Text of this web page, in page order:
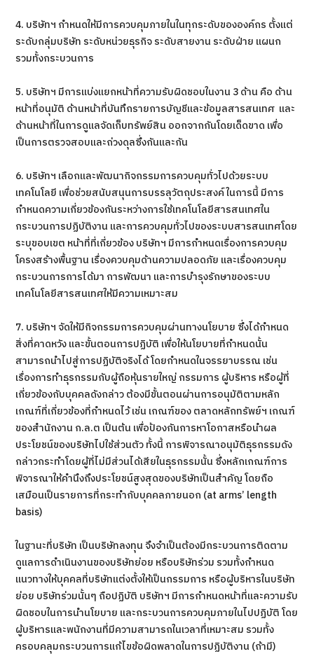
4. บริษัทฯ กำหนดให้มีการควบคุมภายในในทุกระดับขององค์กร ตั้งแต่
ระดับกลุ่มบริษัท ระดับหน่วยธุรกิจ ระดับสายงาน ระดับฝ่าย แผนก
รวมทั้งกระบวนการ
5. บริษัทฯ มีการแบ่งแยกหน้าที่ความรับผิดชอบในงาน 3 ด้าน คือ ด้าน
หน้าที่อนุมัติ ด้านหน้าที่บันทึกรายการบัญชีและข้อมูลสารสนเทศ และ
ด้านหน้าที่ในการดูแลจัดเก็บทรัพย์สิน ออกจากกันโดยเด็ดขาด เพื่อ
เป็นการตรวจสอบและถ่วงดุลซึ่งกันและกัน
6. บริษัทฯ เลือกและพัฒนากิจกรรมการควบคุมทั่วไปด้วยระบบ
เทคโนโลยี เพื่อช่วยสนับสนุนการบรรลุวัตถุประสงค์ ในการนี้ มีการ
กำหนดความเกี่ยวข้องกันระหว่างการใช้เทคโนโลยีสารสนเทศใน
กระบวนการปฏิบัติงาน และการควบคุมทั่วไปของระบบสารสนเทศโดย
ระบุขอบเขต หน้าที่ที่เกี่ยวข้อง บริษัทฯ มีการกำหนดเรื่องการควบคุม
โครงสร้างพื้นฐาน เรื่องควบคุมด้านความปลอดภัย และเรื่องควบคุม
กระบวนการการได้มา การพัฒนา และการบำรุงรักษาของระบบ
เทคโนโลยีสารสนเทศให้มีความเหมาะสม
7. บริษัทฯ จัดให้มีกิจกรรมการควบคุมผ่านทางนโยบาย ซึ่งได้กำหนด
สิ่งที่คาดหวัง และขั้นตอนการปฏิบัติ เพื่อให้นโยบายที่กำหนดนั้น
สามารถนำไปสู่การปฏิบัติจริงได้ โดยกำหนดในจรรยาบรรณ เช่น
เรื่องการทำธุรกรรมกับผู้ถือหุ้นรายใหญ่ กรรมการ ผู้บริหาร หรือผู้ที่
เกี่ยวข้องกับบุคคลดังกล่าว ต้องมีขั้นตอนผ่านการอนุมัติตามหลัก
เกณฑ์ที่เกี่ยวข้องที่กำหนดไว้ เช่น เกณฑ์ของ ตลาดหลักทรัพย์ฯ เกณฑ์
ของสำนักงาน ก.ล.ต เป็นต้น เพื่อป้องกันการหาโอกาสหรือนำผล
ประโยชน์ของบริษัทไปใช้ส่วนตัว ทั้งนี้ การพิจารณาอนุมัติธุรกรรมดัง
กล่าวกระทำโดยผู้ที่ไม่มีส่วนได้เสียในธุรกรรมนั้น ซึ่งหลักเกณฑ์การ
พิจารณาให้คำนึงถึงประโยชน์สูงสุดของบริษัทเป็นสำคัญ โดยถือ
เสมือนเป็นรายการที่กระทำกับบุคคลภายนอก (at arms’ length
basis)
ในฐานะที่บริษัท เป็นบริษัทลงทุน จึงจำเป็นต้องมีกระบวนการติดตาม
ดูแลการดำเนินงานของบริษัทย่อย หรือบริษัทร่วม รวมทั้งกำหนด
แนวทางให้บุคคลที่บริษัทแต่งตั้งให้เป็นกรรมการ หรือผู้บริหารในบริษัท
ย่อย บริษัทร่วมนั้นๆ ถือปฏิบัติ บริษัทฯ มีการกำหนดหน้าที่และความรับ
ผิดชอบในการนำนโยบาย และกระบวนการควบคุมภายในไปปฏิบัติ โดย
ผู้บริหารและพนักงานที่มีความสามารถในเวลาที่เหมาะสม รวมทั้ง
ครอบคลุมกระบวนการแก้ไขข้อผิดพลาดในการปฏิบัติงาน (ถ้ามี)